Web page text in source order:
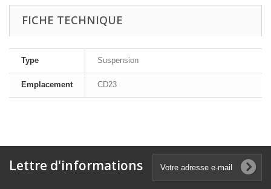
FICHE TECHNIQUE
Type Suspension
Emplacement CD23
Lettre d'informations